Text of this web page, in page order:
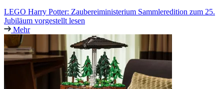
LEGO Harry Potter: Zaubereiministerium Sammleredition zum 25.
Jubiläum vorgestellt lesen
Mehr